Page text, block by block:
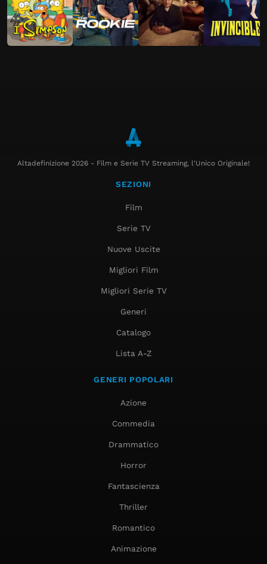
Altadefinizione 2026 - Film e Serie TV Streaming, l'Unico Originale!
SEZIONI
Film
Serie TV
Nuove Uscite
Migliori Film
Migliori Serie TV
Generi
Catalogo
Lista A-Z
GENERI POPOLARI
Azione
Commedia
Drammatico
Horror
Fantascienza
Thriller
Romantico
Animazione